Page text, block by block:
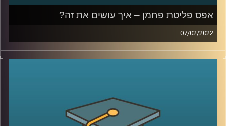
אפס פליטת פחמן – איך עושים את זה?
07/02/2022
בועידת האקלים בגלאזגו השנה הצהיר ראש הממשלה, נפתלי
בנט, שישראל תצמצם את פליטת הפחמן שלה לאפס עד שנת
אחת הדרכים להפוך את פליטת הפחמן לפחות שקופה היא